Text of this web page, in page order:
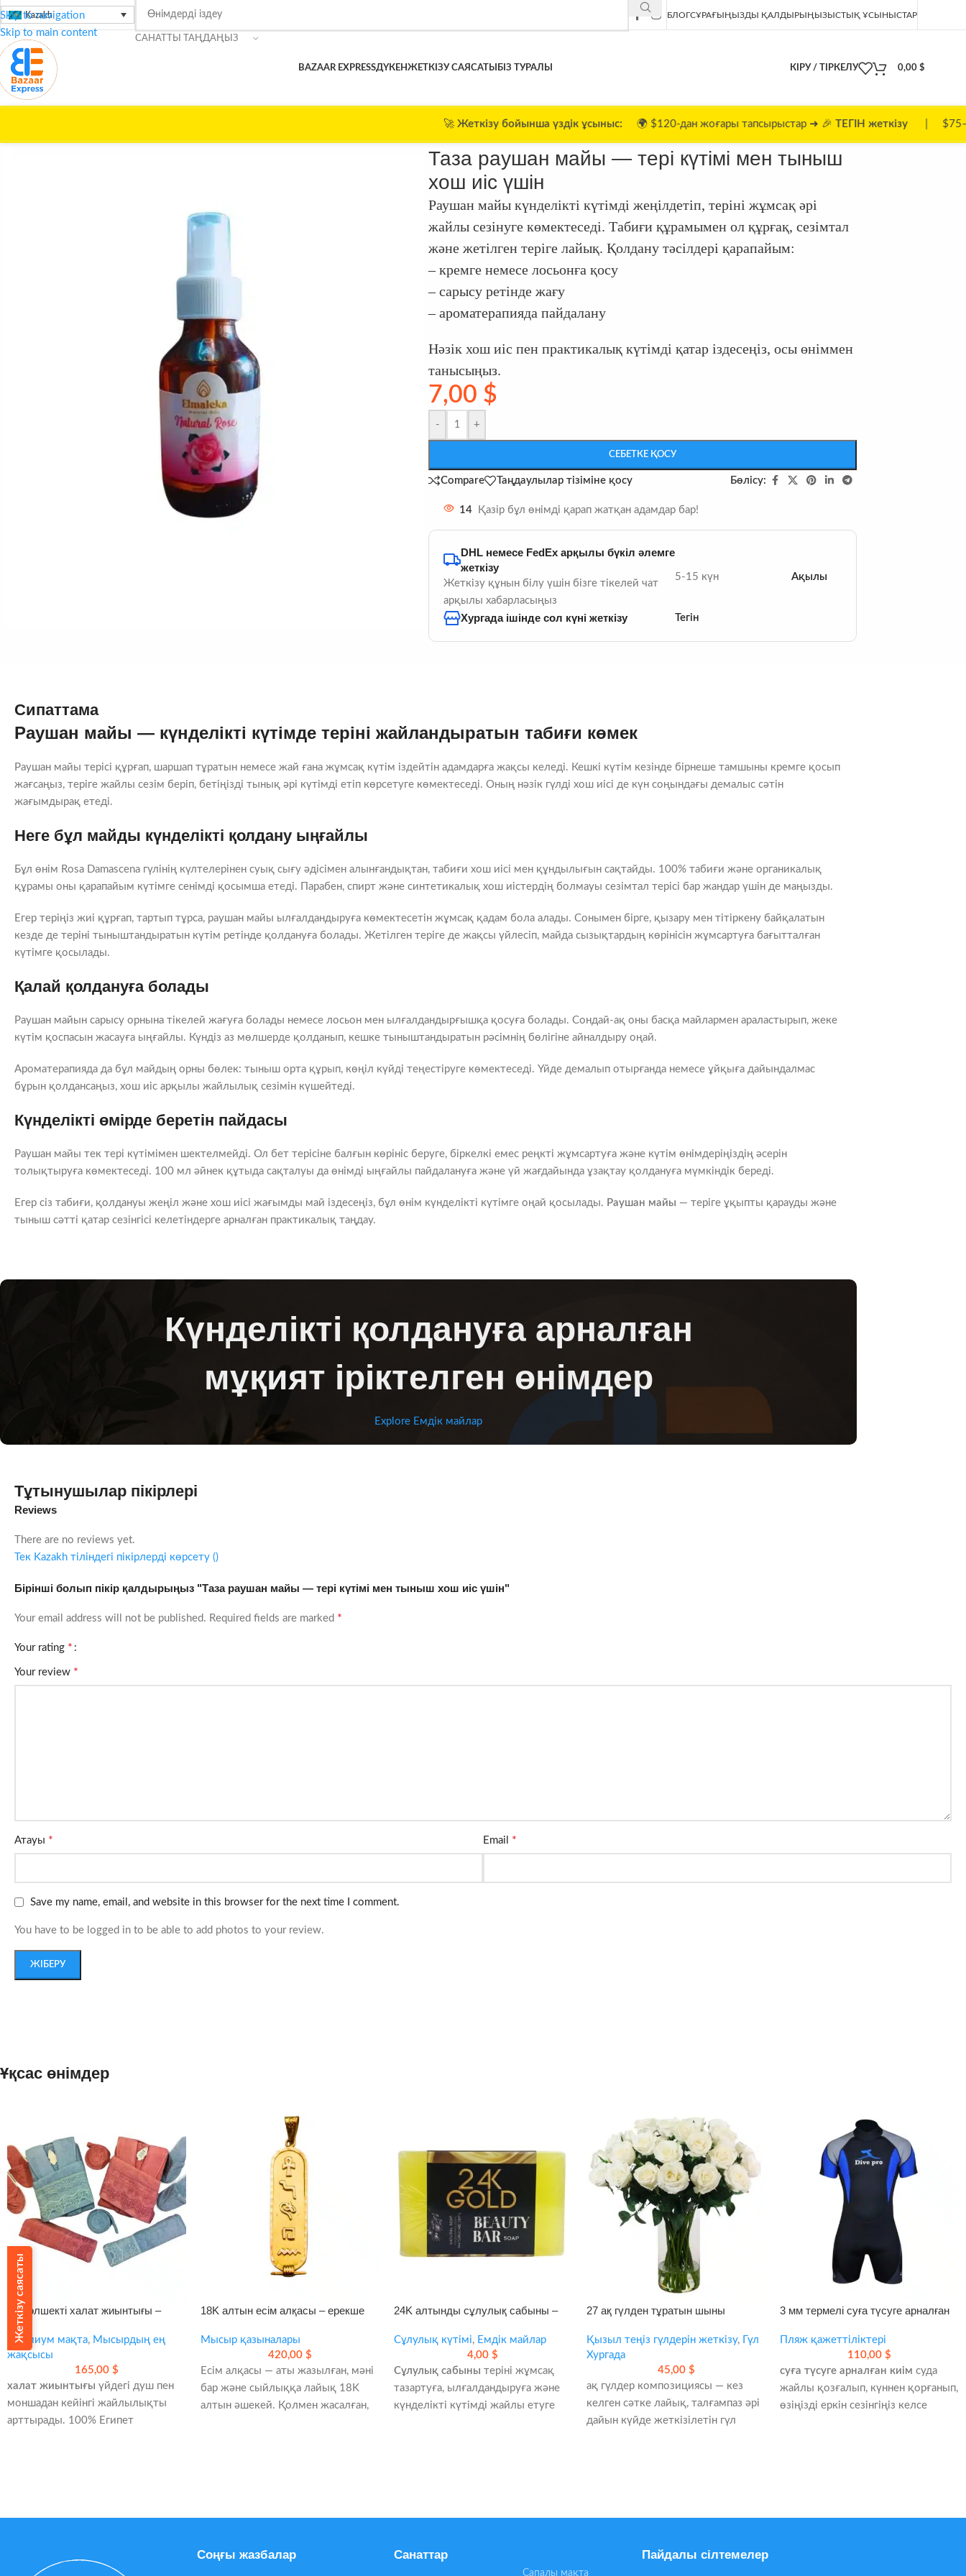
Skip to navigation
Skip to main content
Kazakh
САНАТТЫ ТАҢДАҢЫЗ
БЛОГСҰРАҒЫҢЫЗДЫ ҚАЛДЫРЫҢЫЗЫСТЫҚ ҰСЫНЫСТАР
BAZAAR EXPRESSДҮКЕНЖЕТКІЗУ САЯСАТЫ БІЗ ТУРАЛЫ КІРУ / ТІРКЕЛУ 0,00 $
Жеткізу бойынша үздік ұсыныс:🌍 $120-дан жоғары тапсырыстар ➜ 🎉 ТЕГІН жеткізу| $75–$119 ➜ 💰 $5 |
Таза раушан майы — тері күтімі мен тыныш
хош иіс үшін
Раушан майы күнделікті күтімді жеңілдетіп, теріні жұмсақ әрі
жайлы сезінуге көмектеседі. Табиғи құрамымен ол құрғақ, сезімтал
және жетілген теріге лайық. Қолдану тәсілдері қарапайым:
– кремге немесе лосьонға қосу
– сарысу ретінде жағу
– ароматерапияда пайдалану
Нәзік хош иіс пен практикалық күтімді қатар іздесеңіз, осы өніммен
танысыңыз.
7,00 $
- +
СЕБЕТКЕ ҚОСУ
Compare Таңдаулылар тізіміне қосу Бөлісу:
14 Қазір бұл өнімді қарап жатқан адамдар бар!
DHL немесе FedEx арқылы бүкіл әлемге
жеткізу
Жеткізу құнын білу үшін бізге тікелей чат
арқылы хабарласыңыз
5-15 күн Ақылы
Хургада ішінде сол күні жеткізу Тегін
Сипаттама
Раушан майы — күнделікті күтімде теріні жайландыратын табиғи көмек
Раушан майы терісі құрғап, шаршап тұратын немесе жай ғана жұмсақ күтім іздейтін адамдарға жақсы келеді. Кешкі күтім кезінде бірнеше тамшыны кремге қосып
жағсаңыз, теріге жайлы сезім беріп, бетіңізді тынық әрі күтімді етіп көрсетуге көмектеседі. Оның нәзік гүлді хош иісі де күн соңындағы демалыс сәтін
жағымдырақ етеді.
Неге бұл майды күнделікті қолдану ыңғайлы
Бұл өнім Rosa Damascena гүлінің күлтелерінен суық сығу әдісімен алынғандықтан, табиғи хош иісі мен құндылығын сақтайды. 100% табиғи және органикалық
құрамы оны қарапайым күтімге сенімді қосымша етеді. Парабен, спирт және синтетикалық хош иістердің болмауы сезімтал терісі бар жандар үшін де маңызды.
Егер теріңіз жиі құрғап, тартып тұрса, раушан майы ылғалдандыруға көмектесетін жұмсақ қадам бола алады. Сонымен бірге, қызару мен тітіркену байқалатын
кезде де теріні тыныштандыратын күтім ретінде қолдануға болады. Жетілген теріге де жақсы үйлесіп, майда сызықтардың көрінісін жұмсартуға бағытталған
күтімге қосылады.
Қалай қолдануға болады
Раушан майын сарысу орнына тікелей жағуға болады немесе лосьон мен ылғалдандырғышқа қосуға болады. Сондай-ақ оны басқа майлармен араластырып, жеке
күтім қоспасын жасауға ыңғайлы. Күндіз аз мөлшерде қолданып, кешке тыныштандыратын рәсімнің бөлігіне айналдыру оңай.
Ароматерапияда да бұл майдың орны бөлек: тыныш орта құрып, көңіл күйді теңестіруге көмектеседі. Үйде демалып отырғанда немесе ұйқыға дайындалмас
бұрын қолдансаңыз, хош иіс арқылы жайлылық сезімін күшейтеді.
Күнделікті өмірде беретін пайдасы
Раушан майы тек тері күтімімен шектелмейді. Ол бет терісіне балғын көрініс беруге, біркелкі емес реңкті жұмсартуға және күтім өнімдеріңіздің әсерін
толықтыруға көмектеседі. 100 мл әйнек құтыда сақталуы да өнімді ыңғайлы пайдалануға және үй жағдайында ұзақтау қолдануға мүмкіндік береді.
Егер сіз табиғи, қолдануы жеңіл және хош иісі жағымды май іздесеңіз, бұл өнім күнделікті күтімге оңай қосылады. Раушан майы — теріге ұқыпты қарауды және
тыныш сәтті қатар сезінгісі келетіндерге арналған практикалық таңдау.
Күнделікті қолдануға арналған
мұқият іріктелген өнімдер
Explore Емдік майлар
Тұтынушылар пікірлері
Reviews
There are no reviews yet.
Тек Kazakh тіліндегі пікірлерді көрсету ()
Бірінші болып пікір қалдырыңыз "Таза раушан майы — тері күтімі мен тыныш хош иіс үшін"
Your email address will not be published. Required fields are marked *
Your rating *
Your review *
Атауы * Email *
Save my name, email, and website in this browser for the next time I comment.
You have to be logged in to be able to add photos to your review.
Ұқсас өнімдер
10 бөлшекті халат жиынтығы –
үйдегі жайлылық пен сапа
Премиум мақта, Мысырдың ең
жақсысы
165,00 $
халат жиынтығы үйдегі душ пен
моншадан кейінгі жайлылықты
арттырады. 100% Египет
18K алтын есім алқасы – ерекше
Мысыр қазыналары
420,00 $
Есім алқасы — аты жазылған, мәні
бар және сыйлыққа лайық 18K
алтын әшекей. Қолмен жасалған,
- Сыйлыққа дайын қаптама
24K алтынды сұлулық сабыны –
сәнді күтім
Сұлулық күтімі, Емдік майлар
4,00$
Сұлулық сабыны теріні жұмсақ
тазартуға, ылғалдандыруға және
күнделікті күтімді жайлы етуге
Теріні жұмсартып, жайлы сезім
Күн сайын қолдануға қолайлы
Теріңізге сәнді әрі практикалық
27 ақ гүлден тұратын шыны
Қызыл теңіз гүлдерін жеткізу,
Гүл
Хургада
45,00 $
ақ гүлдер композициясы — кез
келген сәтке лайық, талғампаз әрі
дайын күйде жеткізілетін гүл
- Тапсырыс күні жеткізу мүмкіндігі
3 мм термелі суға түсуге арналған
қимыл
Пляж қажеттіліктері
110,00$
суға түсуге арналған киім суда
жайлы қозғалып, күннен қорғанып,
өзіңізді еркін сезінгіңіз келсе
UPF 50+ күннен қорғаныс
Соңғы жазбалар Санаттар
Сапалы мақта
Пайдалы сілтемелер
Жеткізу саясаты